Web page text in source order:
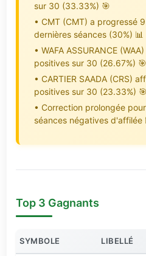
sur 30 (33.33%) 🎯
• CMT (CMT) a progressé
dernières séances (30%) 📊
• WAFA ASSURANCE
positives sur 30 (26.67%) 🎯
• CARTIER SAADA (CRS)
positives sur 30 (23.33%) 🎯
• Correction prolongée
séances négatives d'affilée
Top 3 Gagnants
SYMBOLE LIBELLÉ